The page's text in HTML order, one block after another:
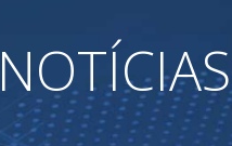
NOTÍCIAS